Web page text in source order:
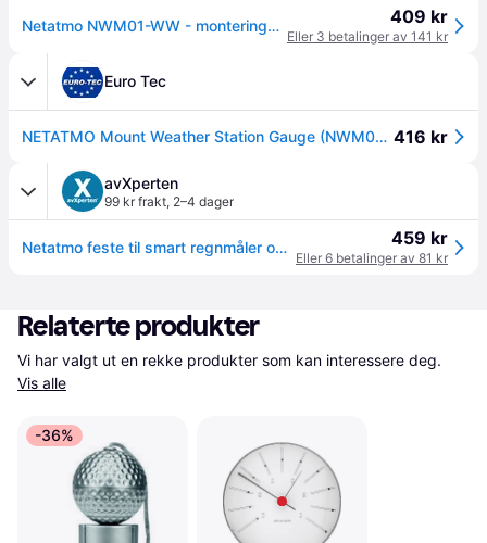
Netatmo NWM01-WW - monteringssett (NWM01-WW) 409 kr
Eller 3 betalinger av 141 kr
Euro Tec
NETATMO Mount Weather Station Gauge (NWM01-WW) 416 kr
avXperten
99 kr frakt, 2–4 dager
Netatmo feste til smart regnmåler og vindmåler (13x10 cm) 459 kr
Eller 6 betalinger av 81 kr
Relaterte produkter
Vis alle
-36%